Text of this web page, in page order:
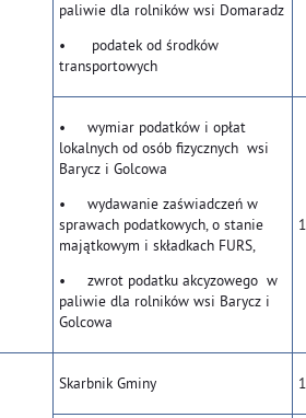
paliwie dla rolników wsi Domaradz
• podatek od środków
transportowych
• wymiar podatków i opłat
lokalnych od osób fizycznych wsi
Barycz i Golcowa
• wydawanie zaświadczeń w
sprawach podatkowych, o stanie
majątkowym i składkach FURS,
• zwrot podatku akcyzowego w
paliwie dla rolników wsi Barycz i
Golcowa
Skarbnik Gminy